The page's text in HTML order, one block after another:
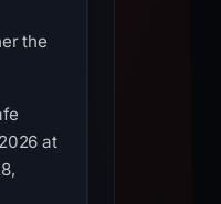
the
at